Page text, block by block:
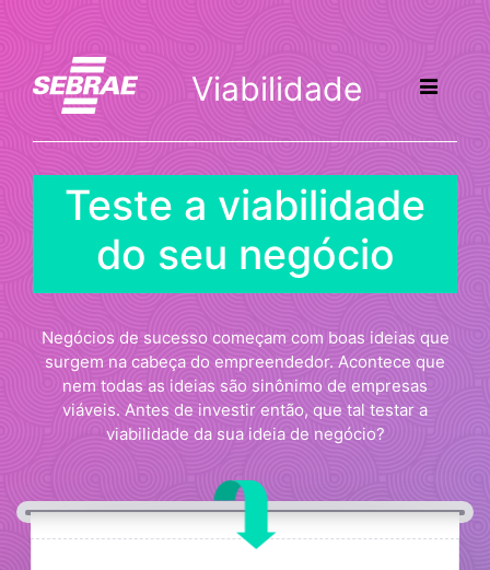
Viabilidade
Teste a viabilidade
do seu negócio
Negócios de sucesso começam com boas ideias que
surgem na cabeça do empreendedor. Acontece que
nem todas as ideias são sinônimo de empresas
viáveis. Antes de investir então, que tal testar a
viabilidade da sua ideia de negócio?